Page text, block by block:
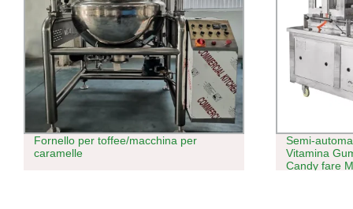
Semi-automatico cioccolato gelatina
Vitamina Gummy Bear Hard bollito
Gommoso
depositando